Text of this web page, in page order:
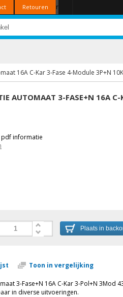
Retouren r
16A C-Kar 3-Fase 4-Module 3P+N
AUTOMAAT 3-FASE+N 16A
informatie
Plaats in
Toon in vergelijking
3-Fase+N 16A C-Kar 3-Pol+N
in diverse uitvoeringen.